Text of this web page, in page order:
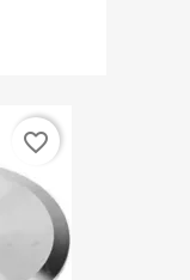
favorite_border